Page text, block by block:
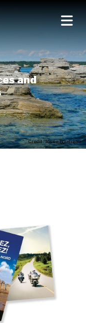
and
Credit : Josée Boudreau